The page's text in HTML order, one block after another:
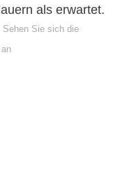
als erwartet.
Sehen Sie sich die